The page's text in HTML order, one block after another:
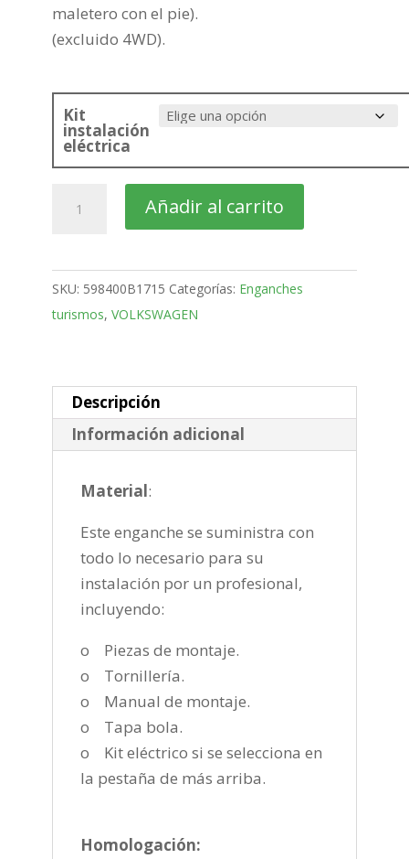
maletero con el pie).
(excluido 4WD).
Kit
instalación
eléctrica
VOLKSWAGEN
Arteon
Puertas
Bola
fija
cantidad
Añadir al carrito
SKU: 598400B1715 Categorías: Enganches
turismos, VOLKSWAGEN
Descripción
Información adicional
Material:
Este enganche se suministra con
todo lo necesario para su
instalación por un profesional,
incluyendo:
o Piezas de montaje.
o Tornillería.
o Manual de montaje.
o Tapa bola.
o Kit eléctrico si se selecciona en
la pestaña de más arriba.
Homologación: